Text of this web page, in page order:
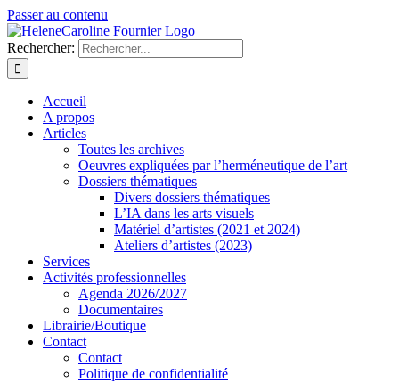
Passer au contenu
Rechercher:
Accueil
A propos
Articles
Toutes les archives
Oeuvres expliquées par l’herméneutique de l’art
Dossiers thématiques
Divers dossiers thématiques
L’IA dans les arts visuels
Matériel d’artistes (2021 et 2024)
Ateliers d’artistes (2023)
Services
Activités professionnelles
Agenda 2026/2027
Documentaires
Librairie/Boutique
Contact
Contact
Politique de confidentialité